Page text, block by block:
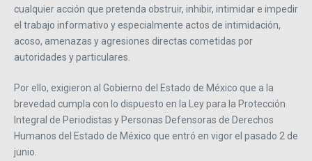
cualquier acción que pretenda obstruir, inhibir, intimidar e impedir
el trabajo informativo y especialmente actos de intimidación,
acoso, amenazas y agresiones directas cometidas por
autoridades y particulares.
Por ello, exigieron al Gobierno del Estado de México que a la
brevedad cumpla con lo dispuesto en la Ley para la Protección
Integral de Periodistas y Personas Defensoras de Derechos
Humanos del Estado de México que entró en vigor el pasado 2 de
junio.